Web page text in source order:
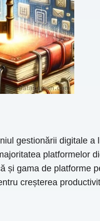
gestionării digitale a
platformelor
și gama de platforme
creșterea